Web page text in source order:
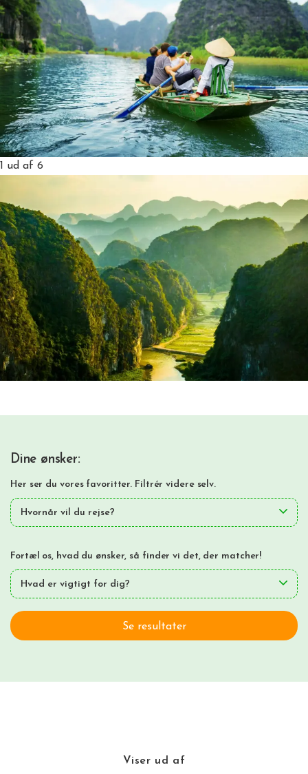
1 ud af 6
Dine ønsker:
Her ser du vores favoritter. Filtrér videre selv.
Hvornår vil du rejse?
Fortæl os, hvad du ønsker, så finder vi det, der matcher!
Hvad er vigtigt for dig?
Se resultater
Viser ud af